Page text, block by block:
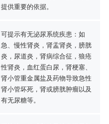
提供重要的依据。
可提示有无泌尿系统疾患：如
急、慢性肾炎，肾盂肾炎，膀胱
炎，尿道炎，肾病综合征，狼疮
性肾炎，血红蛋白尿，肾梗塞、
肾小管重金属盐及药物导致急性
肾小管坏死，肾或膀胱肿瘤以及
有无尿糖等。